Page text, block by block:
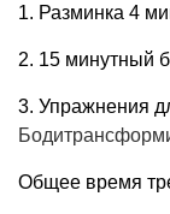
1. Разминка 4
2. 15 минутный
3. Упражнения
Общее время